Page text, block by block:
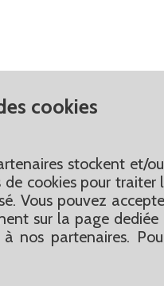
cookies
stockent et/
cookies pour
Vous pouvez
sur la page dediée
à nos partenaires.